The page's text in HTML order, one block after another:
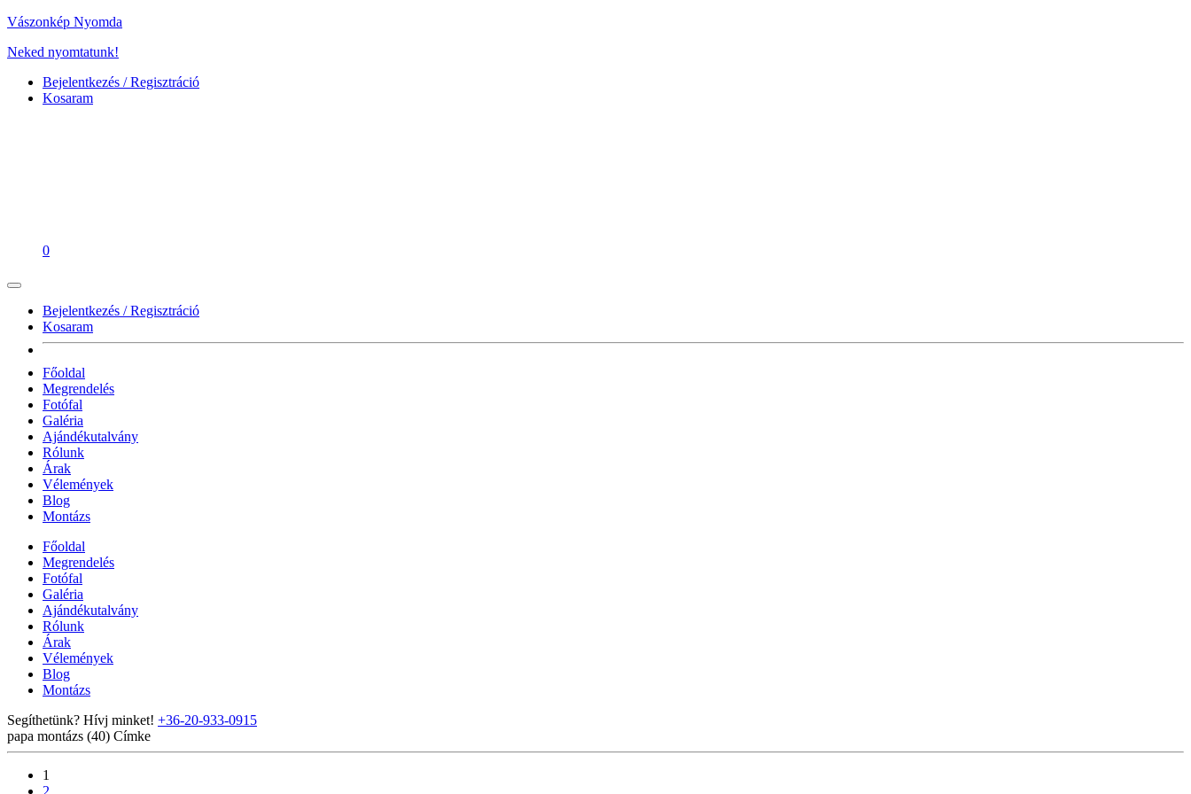
Vászonkép Nyomda
Neked nyomtatunk!
Bejelentkezés / Regisztráció
Kosaram
0
Bejelentkezés / Regisztráció
Kosaram
Főoldal
Megrendelés
Fotófal
Galéria
Ajándékutalvány
Rólunk
Árak
Vélemények
Blog
Montázs
Főoldal
Megrendelés
Fotófal
Galéria
Ajándékutalvány
Rólunk
Árak
Vélemények
Blog
Montázs
Segíthetünk? Hívj minket! +36-20-933-0915
papa montázs (40) Címke
1
2